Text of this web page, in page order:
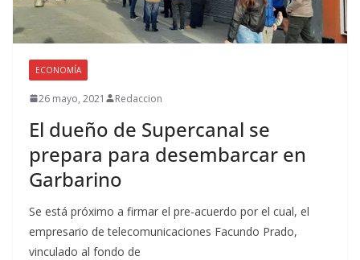
ECONOMÍA
26 mayo, 2021 Redaccion
El dueño de Supercanal se
prepara para desembarcar en
Garbarino
Se está próximo a firmar el pre-acuerdo por el cual, el
empresario de telecomunicaciones Facundo Prado,
vinculado al fondo de